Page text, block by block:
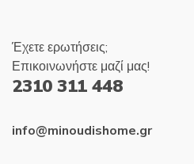
Έχετε ερωτήσεις;
Επικοινωνήστε μαζί μας!
2310 311 448
info@minoudishome.gr